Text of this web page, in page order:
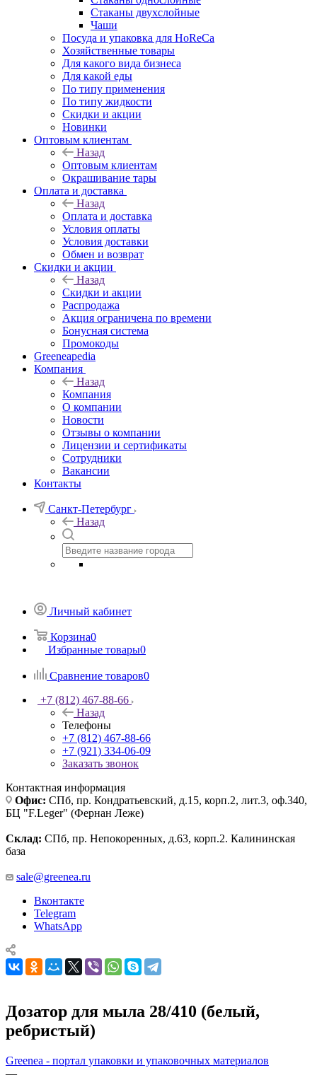
Стаканы двухслойные
Чаши
Посуда и упаковка для HoReCa
Хозяйственные товары
Для какого вида бизнеса
Для какой еды
По типу применения
По типу жидкости
Скидки и акции
Новинки
Оптовым клиентам
Назад
Оптовым клиентам
Окрашивание тары
Оплата и доставка
Назад
Оплата и доставка
Условия оплаты
Условия доставки
Обмен и возврат
Скидки и акции
Назад
Скидки и акции
Распродажа
Акция ограничена по времени
Бонусная система
Промокоды
Greeneapedia
Компания
Назад
Компания
О компании
Новости
Отзывы о компании
Лицензии и сертификаты
Сотрудники
Вакансии
Контакты
Санкт-Петербург
Назад
Личный кабинет
Корзина0
Избранные товары0
Сравнение товаров0
+7 (812) 467-88-66
Назад
Телефоны
+7 (812) 467-88-66
+7 (921) 334-06-09
Заказать звонок
Контактная информация
Офис: СПб, пр. Кондратьевский, д.15, корп.2, лит.3, оф.340,
БЦ "F.Leger" (Фернан Леже)
Склад: СПб, пр. Непокоренных, д.63, корп.2. Калининская
база
sale@greenea.ru
Вконтакте
Telegram
WhatsApp
Дозатор для мыла 28/410 (белый,
ребристый)
Greenea - портал упаковки и упаковочных материалов